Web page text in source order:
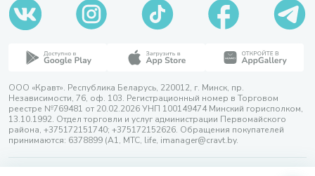
ООО «Кравт». Республика Беларусь, 220012, г. Минск, пр.
Независимости, 76, оф. 103. Регистрационный номер в Торговом
реестре №769481 от 20.02.2026 УНП 100149474 Минский горисполком,
13.10.1992. Отдел торговли и услуг администрации Первомайского
района, +375172151740; +375172152626. Обращения покупателей
принимаются: 6378899 (А1, МТС, life, imanager@cravt.by.